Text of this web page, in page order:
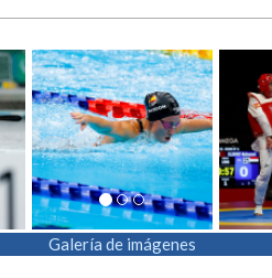
Galería de imágenes